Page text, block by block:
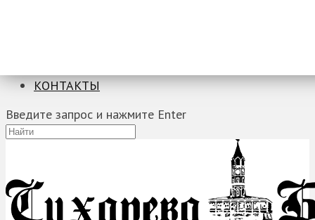
КОНТАКТЫ
Введите запрос и нажмите Enter